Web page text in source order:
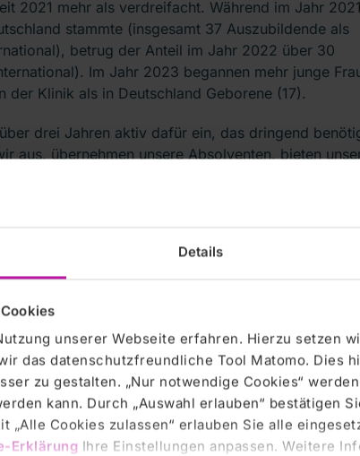
Details
unserer Webseite erfahren. Hierzu setzen
das datenschutzfreundliche Tool Matomo. Dies
zu gestalten. „Nur notwendige Cookies“
kann. Durch „Auswahl erlauben“ bestätigen
„Alle Cookies zulassen“ erlauben Sie alle
Erklärung Ihre Einstellungen anpassen. Weitere
2021 mehr als verdreifacht. Während im Jahr 2021
stammte (insgesamt 37 Auszubildende als
betrug der Anteil im Jahr 2022 über 30
Im Jahr 2023 begannen mehr junge
Klinik als in Deutschland Geborene (17).
drei Jahren aktiv dafür ein, das dringend
aus, übernehmen unsere Absolventen, bieten
viele Zusatzleistungen an, aber ohne
Patienten zu versorgen.“ Um Sprachbarrieren
Artikeln entwickelt und Kurse angeboten.
B1 an, viele haben aber auch bereits den
Unterricht dazu beitragen, die
die Integration zu beschleunigen.“
Nationen und 50 Pflegekräfte aus 14 Nationen in
erhält direkt nach der Einreise einen Deutschkurs
die in kleinen Gruppen mit unseren
erreichen wir ein besseres Verständnis auf
so Sebastian Schiel,